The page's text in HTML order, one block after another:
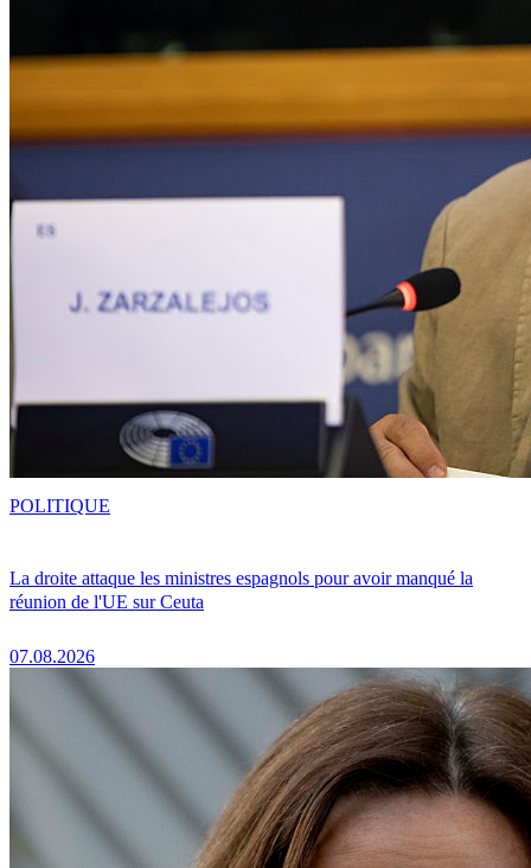
La droite attaque les ministres espagnols pour avoir manqué la
réunion de l'UE sur Ceuta
07.08.2026
POLITIQUE